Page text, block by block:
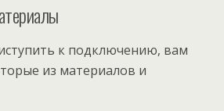
к подключению, вам
из материалов и